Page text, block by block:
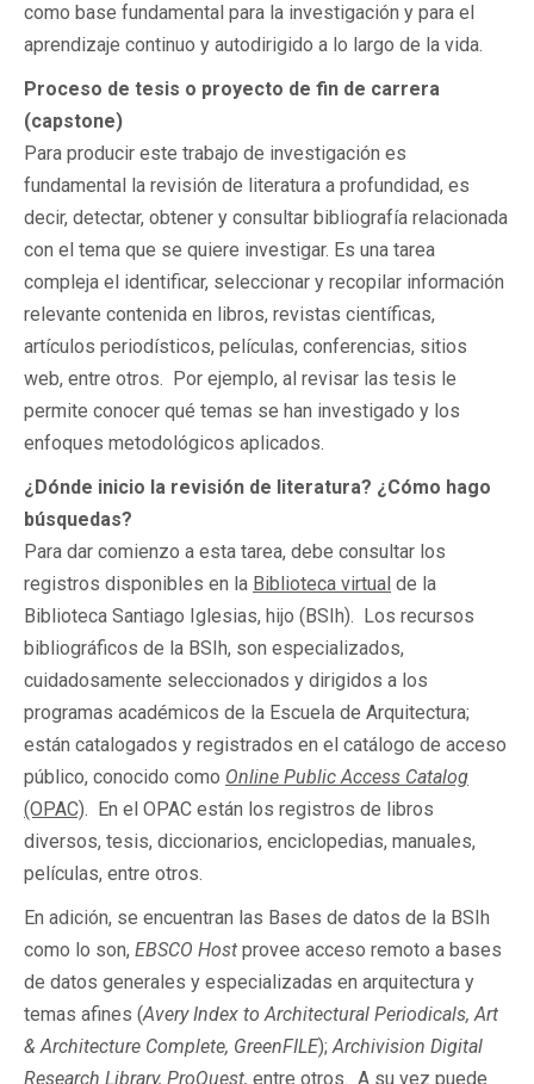
como base fundamental para la investigación y para el
aprendizaje continuo y autodirigido a lo largo de la vida.
Proceso de tesis o proyecto de fin de carrera
(capstone)
Para producir este trabajo de investigación es
fundamental la revisión de literatura a profundidad, es
decir, detectar, obtener y consultar bibliografía relacionada
con el tema que se quiere investigar. Es una tarea
compleja el identificar, seleccionar y recopilar información
relevante contenida en libros, revistas científicas,
artículos periodísticos, películas, conferencias, sitios
web, entre otros. Por ejemplo, al revisar las tesis le
permite conocer qué temas se han investigado y los
enfoques metodológicos aplicados.
¿Dónde inicio la revisión de literatura? ¿Cómo hago
búsquedas?
Para dar comienzo a esta tarea, debe consultar los
registros disponibles en la Biblioteca virtual de la
Biblioteca Santiago Iglesias, hijo (BSIh). Los recursos
bibliográficos de la BSIh, son especializados,
cuidadosamente seleccionados y dirigidos a los
programas académicos de la Escuela de Arquitectura;
están catalogados y registrados en el catálogo de acceso
público, conocido como Online Public Access Catalog
(OPAC). En el OPAC están los registros de libros
diversos, tesis, diccionarios, enciclopedias, manuales,
películas, entre otros.
En adición, se encuentran las Bases de datos de la BSIh
como lo son, EBSCO Host provee acceso remoto a bases
de datos generales y especializadas en arquitectura y
temas afines (Avery Index to Architectural Periodicals, Art
& Architecture Complete, GreenFILE);Archivision Digital
Research Library, ProQuest, entre otros. A su vez puede